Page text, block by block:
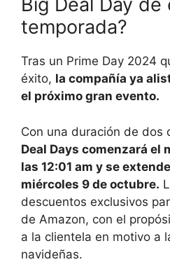
Big Deal Day de
temporada?
Tras un Prime Day 2024
éxito, la compañía ya
el próximo gran evento.
Con una duración de dos
Deal Days comenzará el
las 12:01 am y se
miércoles 9 de octubre.
descuentos exclusivos
de Amazon, con el
a la clientela en motivo a
navideñas.